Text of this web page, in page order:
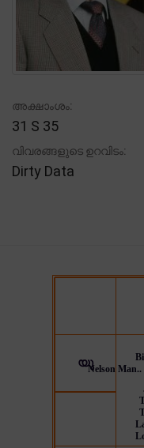
അക്ഷാംശം:
31 S 35
വിവരങ്ങളുടെ ഉറവിടം:
Dirty Data